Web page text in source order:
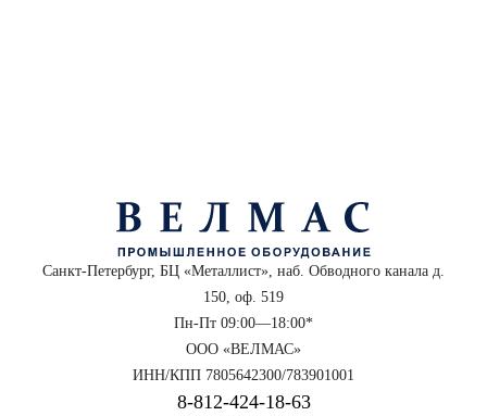
Санкт-Петербург, БЦ «Металлист», наб. Обводного канала д.
150, оф. 519
Пн-Пт 09:00—18:00*
ООО «ВЕЛМАС»
ИНН/КПП 7805642300/783901001
8‑812‑424‑18‑63